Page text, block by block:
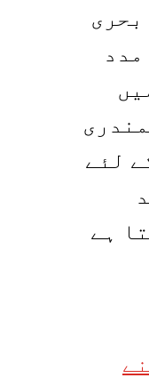
بحری
لئے
ہے